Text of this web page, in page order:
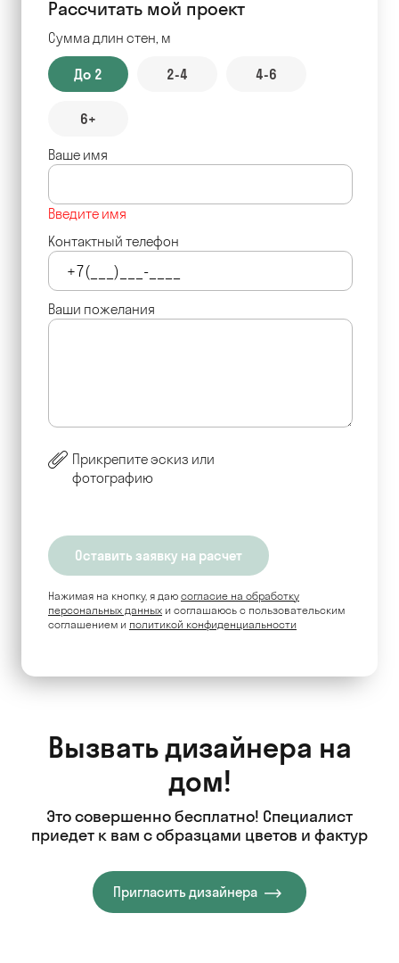
Рассчитать мой проект
Сумма длин стен, м
До 2 2-4 4-6
6+
Ваше имя
Введите имя
Контактный телефон
Ваши пожелания
Прикрепите эскиз или
фотографию
Нажимая на кнопку, я даю согласие на обработку
персональных данных и соглашаюсь c пользовательским
соглашением и политикой конфиденциальности
Вызвать дизайнера на
дом!
Это совершенно бесплатно! Специалист
приедет к вам с образцами цветов и фактур
Пригласить дизайнера